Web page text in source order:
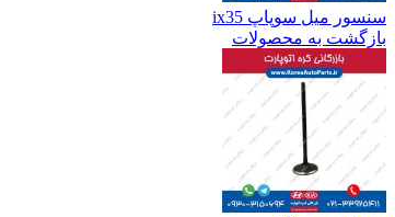
سنسور میل سوپاپ ix35
بازگشت به محصولات